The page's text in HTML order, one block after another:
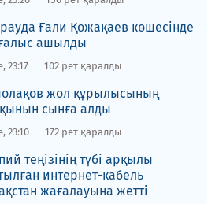
Ғали Қожақаев көшесінде
ашылды
23:17 102 рет қаралды
жол құрылысының
сынға алды
23:10 172 рет қаралды
теңізінің түбі арқылы
интернет-кабель
жағалауына жетті